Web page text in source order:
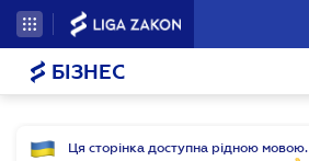
БІЗНЕС
Ця сторінка доступна рідною мовою.